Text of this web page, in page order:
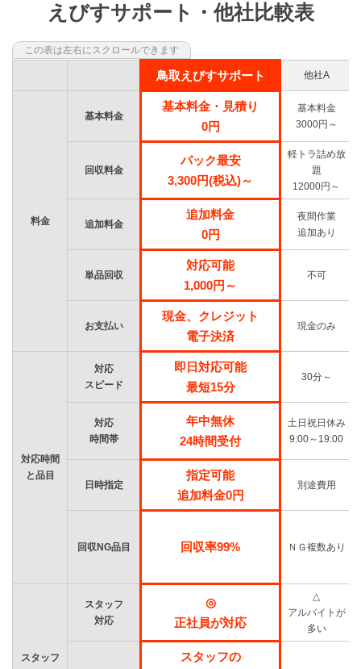
えびすサポート・他社比較表
鳥取えびすサポート 他社A
料金
基本料金
基本料金・見積り
0円
基本料金
3000円～
回収料金
パック最安
3,300円(税込)～
軽トラ詰め放
題
12000円～
追加料金
追加料金
0円
夜間作業
追加あり
単品回収
対応可能
1,000円～
不可
お支払い
現金、クレジット
電子決済
現金のみ
対応時間
と品目
対応
スピード
即日対応可能
最短15分
30分～
対応
時間帯
年中無休
24時間受付
土日祝日休み
9:00～19:00
日時指定
指定可能
追加料金0円
別途費用
回収NG品目 回収率99% ＮＧ複数あり
スタッフ
スタッフ
対応
◎
正社員が対応
△
アルバイトが
多い
スタッフの